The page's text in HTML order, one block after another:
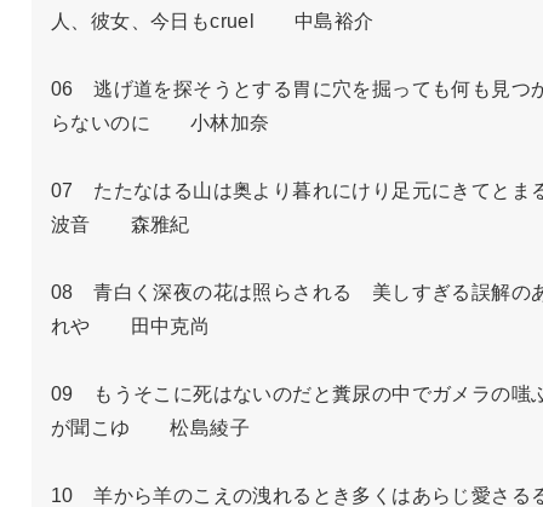
人、彼女、今日もcruel　　中島裕介
06　逃げ道を探そうとする胃に穴を掘っても何も見つ
らないのに　　小林加奈
07　たたなはる山は奥より暮れにけり足元にきてとま
波音　　森雅紀
08　青白く深夜の花は照らされる　美しすぎる誤解の
れや　　田中克尚
09　もうそこに死はないのだと糞尿の中でガメラの嗤
が聞こゆ　　松島綾子
10　羊から羊のこえの洩れるとき多くはあらじ愛さる